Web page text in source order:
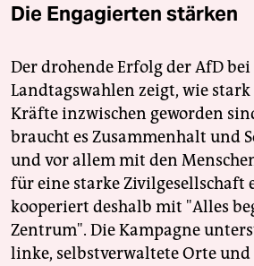
Die Engagierten stärken
Der drohende Erfolg der AfD
Landtagswahlen zeigt, wie
Kräfte inzwischen geworden
braucht es Zusammenhalt und
und vor allem mit den
für eine starke Zivilgesellschaft
kooperiert deshalb mit "Alles
Zentrum". Die Kampagne
linke, selbstverwaltete Orte